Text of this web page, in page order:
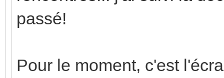
passé!
Pour le moment, c'est